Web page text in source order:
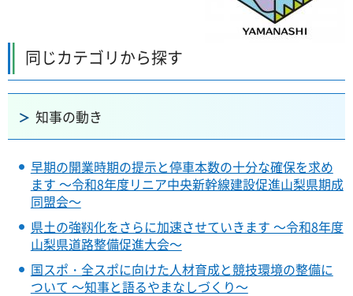
同じカテゴリから探す
知事の動き
早期の開業時期の提示と停車本数の十分な確保を求め
ます ～令和8年度リニア中央新幹線建設促進山梨県期成
同盟会～
県土の強靱化をさらに加速させていきます ～令和8年度
山梨県道路整備促進大会～
国スポ・全スポに向けた人材育成と競技環境の整備に
ついて ～知事と語るやまなしづくり～